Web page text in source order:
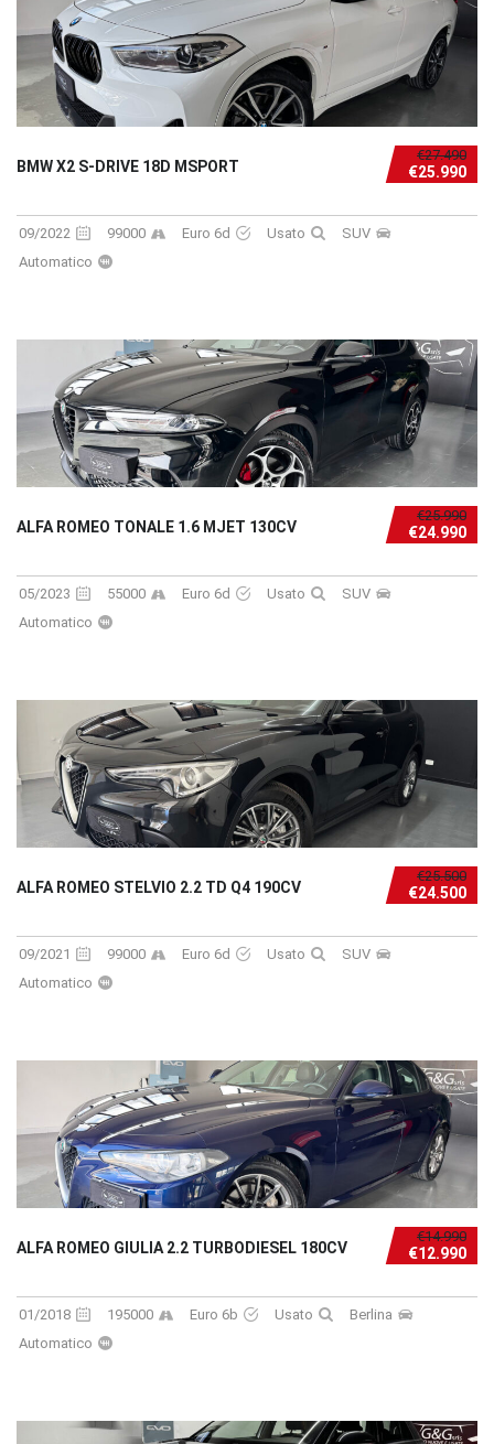
€27.490
€25.990
BMW X2 S-DRIVE 18D MSPORT
09/2022 99000 Euro 6d Usato
SUV
Automatico
€25.990
€24.990
ALFA ROMEO TONALE 1.6 MJET 130CV
05/2023 55000 Euro 6d Usato
SUV
Automatico
€25.500
€24.500
ALFA ROMEO STELVIO 2.2 TD Q4 190CV
09/2021 99000 Euro 6d Usato
SUV
Automatico
€14.990
€12.990
ALFA ROMEO GIULIA 2.2 TURBODIESEL 180CV
01/2018 195000 Euro 6b Usato
Berlina
Automatico